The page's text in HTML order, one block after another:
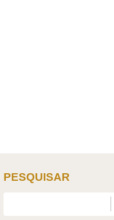
PESQUISAR